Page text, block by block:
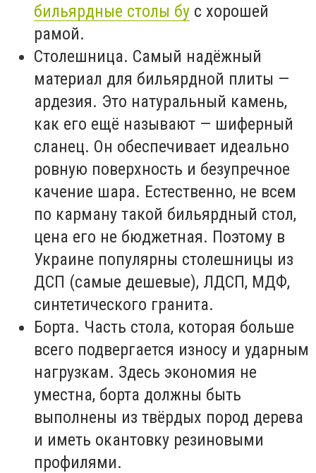
бильярдные столы бу с хорошей
рамой.
Столешница. Самый надёжный
материал для бильярдной плиты —
ардезия. Это натуральный камень,
как его ещё называют — шиферный
сланец. Он обеспечивает идеально
ровную поверхность и безупречное
качение шара. Естественно, не всем
по карману такой бильярдный стол,
цена его не бюджетная. Поэтому в
Украине популярны столешницы из
ДСП (самые дешевые), ЛДСП, МДФ,
синтетического гранита.
Борта. Часть стола, которая больше
всего подвергается износу и ударным
нагрузкам. Здесь экономия не
уместна, борта должны быть
выполнены из твёрдых пород дерева
и иметь окантовку резиновыми
профилями.